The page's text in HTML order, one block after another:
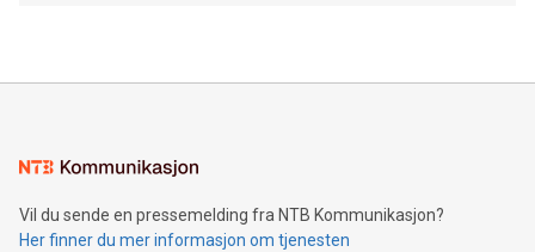
Vil du sende en pressemelding fra NTB Kommunikasjon?
Her finner du mer informasjon om tjenesten